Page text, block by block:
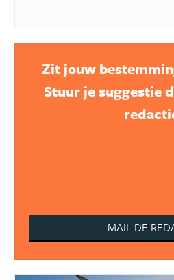
Zit jouw
Stuur je suggestie
MAIL DE